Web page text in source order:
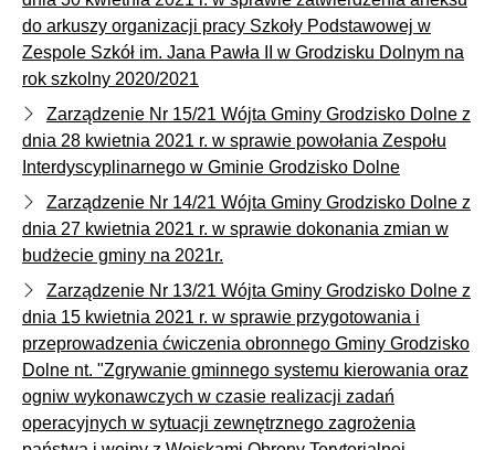
do arkuszy organizacji pracy Szkoły Podstawowej w
Zespole Szkół im. Jana Pawła II w Grodzisku Dolnym na
rok szkolny 2020/2021
Zarządzenie Nr 15/21 Wójta Gminy Grodzisko Dolne z
dnia 28 kwietnia 2021 r. w sprawie powołania Zespołu
Interdyscyplinarnego w Gminie Grodzisko Dolne
Zarządzenie Nr 14/21 Wójta Gminy Grodzisko Dolne z
dnia 27 kwietnia 2021 r. w sprawie dokonania zmian w
budżecie gminy na 2021r.
Zarządzenie Nr 13/21 Wójta Gminy Grodzisko Dolne z
dnia 15 kwietnia 2021 r. w sprawie przygotowania i
przeprowadzenia ćwiczenia obronnego Gminy Grodzisko
Dolne nt. "Zgrywanie gminnego systemu kierowania oraz
ogniw wykonawczych w czasie realizacji zadań
operacyjnych w sytuacji zewnętrznego zagrożenia